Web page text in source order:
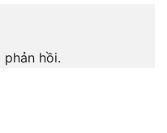
hồi.